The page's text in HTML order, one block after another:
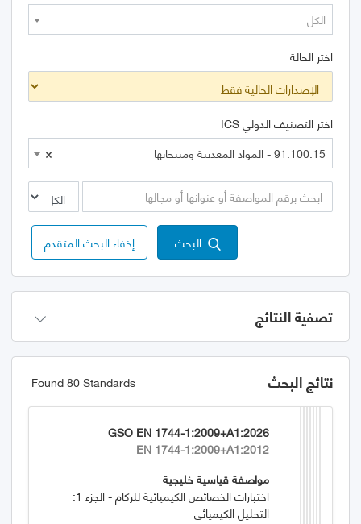
الكل
اختر الحالة
اختر التصنيف الدولي ICS
×
91.100.15 - المواد المعدنية ومنتجاتها
البحث إخفاء البحث المتقدم
تصفية النتائج
نتائج البحث Found 80 Standards
GSO EN 1744-1:2009+A1:2026
EN 1744-1:2009+A1:2012
مواصفة قياسية خليجية
اختبارات الخصائص الكيميائية للركام - الجزء 1:
التحليل الكيميائي